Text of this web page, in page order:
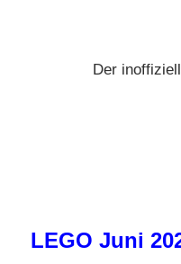
Der
LEGO Juni